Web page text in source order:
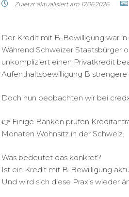
Zuletzt aktualisiert am 17.06.2026
Der Kredit mit B-Bewilligung war
Während Schweizer Staatsbürger
unkompliziert einen Privatkredit
Aufenthaltsbewilligung B strengere
Doch nun beobachten wir bei
👉 Einige Banken prüfen
Monaten Wohnsitz in der Schweiz.
Was bedeutet das konkret?
Ist ein Kredit mit B-Bewilligung
Und wird sich diese Praxis wieder